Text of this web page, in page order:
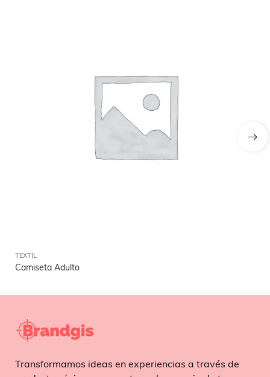
TEXTIL
Camiseta Adulto
Transformamos ideas en experiencias a través de